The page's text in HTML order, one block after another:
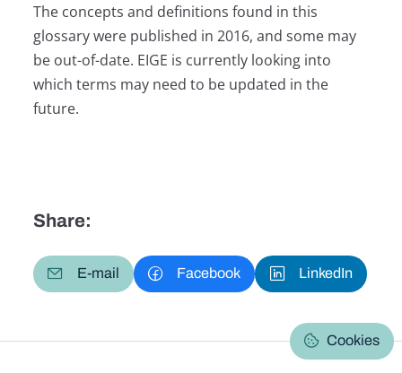
The concepts and definitions found in this
glossary were published in 2016, and some may
be out-of-date. EIGE is currently looking into
which terms may need to be updated in the
future.
Share:
E-mail Facebook LinkedIn
Cookies